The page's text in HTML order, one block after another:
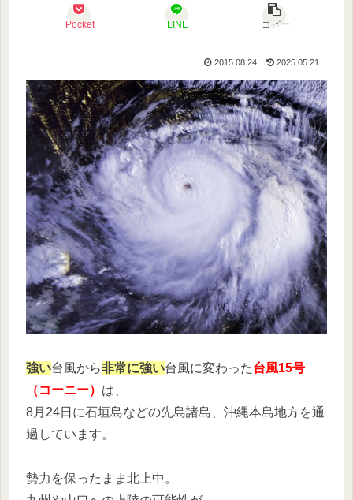
Pocket LINE コピー
2015.08.24 2025.05.21
強い台風から非常に強い台風に変わった台風15号
（コーニー） は、
8月24日に石垣島などの先島諸島、沖縄本島地方を通
過しています。
勢力を保ったまま北上中。